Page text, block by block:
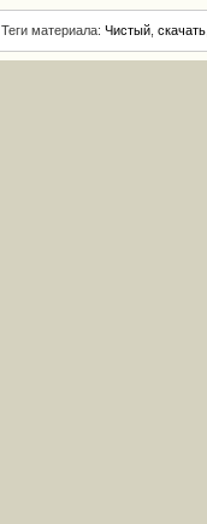
Теги материала: Чистый, скачать,